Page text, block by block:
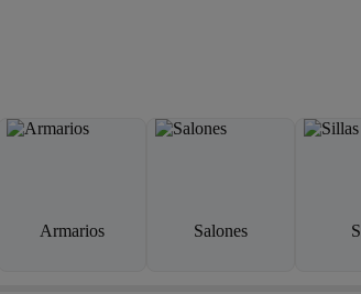
Armarios Salones